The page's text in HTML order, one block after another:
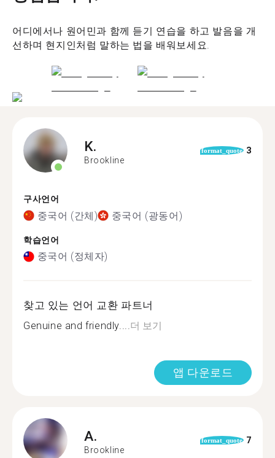
어디에서나 원어민과 함께 듣기 연습을 하고 발음을 개
선하며 현지인처럼 말하는 법을 배워보세요.
K.
Brookline
format_quote 3
구사언어
중국어 (간체) 중국어 (광동어)
학습언어
중국어 (정체자)
찾고 있는 언어 교환 파트너
Genuine and friendly....더 보기
앱 다운로드
A.
Brookline
format_quote 7